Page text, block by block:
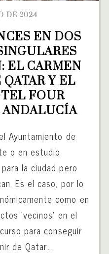
DE 2024
EN DOS
EL CARMEN
Y EL
FOUR
ANDALUCÍA
Ayuntamiento de
o en estudio
la ciudad pero
Es el caso, por lo
como en
‘vecinos’ en el
para conseguir
de Qatar…